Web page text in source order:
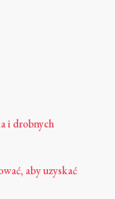
i drobnych
aby uzyskać